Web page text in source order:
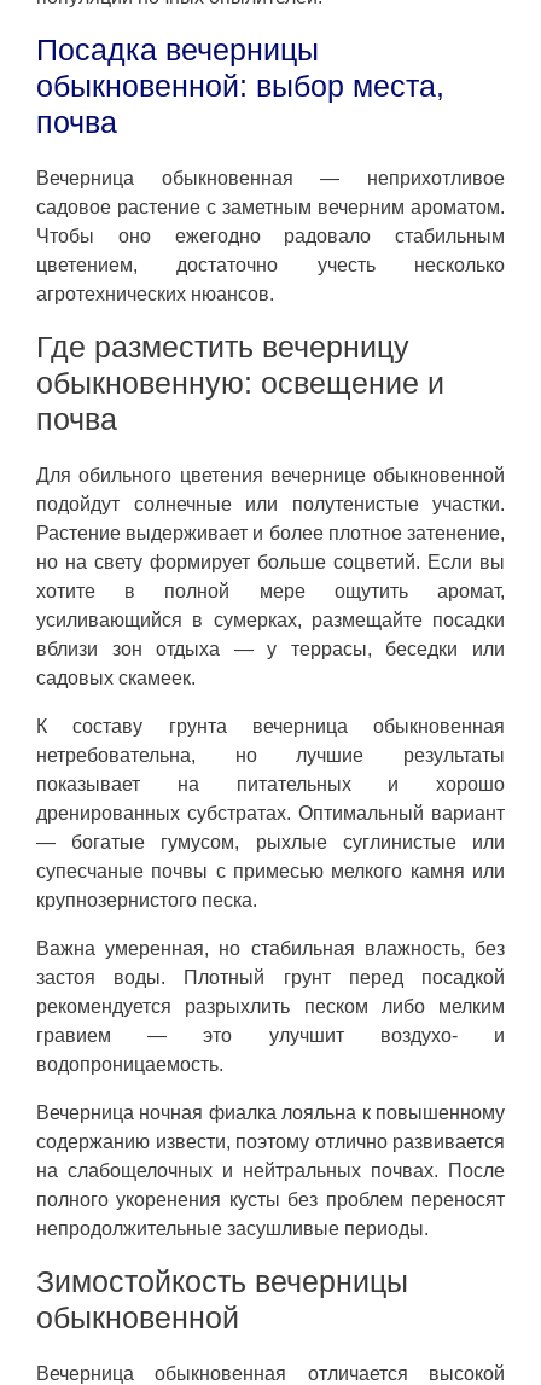
Посадка вечерницы
обыкновенной: выбор места,
почва
Вечерница обыкновенная — неприхотливое
садовое растение с заметным вечерним ароматом.
Чтобы оно ежегодно радовало стабильным
цветением, достаточно учесть несколько
агротехнических нюансов.
Где разместить вечерницу
обыкновенную: освещение и
почва
Для обильного цветения вечернице обыкновенной
подойдут солнечные или полутенистые участки.
Растение выдерживает и более плотное затенение,
но на свету формирует больше соцветий. Если вы
хотите в полной мере ощутить аромат,
усиливающийся в сумерках, размещайте посадки
вблизи зон отдыха — у террасы, беседки или
садовых скамеек.
К составу грунта вечерница обыкновенная
нетребовательна, но лучшие результаты
показывает на питательных и хорошо
дренированных субстратах. Оптимальный вариант
— богатые гумусом, рыхлые суглинистые или
супесчаные почвы с примесью мелкого камня или
крупнозернистого песка.
Важна умеренная, но стабильная влажность, без
застоя воды. Плотный грунт перед посадкой
рекомендуется разрыхлить песком либо мелким
гравием — это улучшит воздухо- и
водопроницаемость.
Вечерница ночная фиалка лояльна к повышенному
содержанию извести, поэтому отлично развивается
на слабощелочных и нейтральных почвах. После
полного укоренения кусты без проблем переносят
непродолжительные засушливые периоды.
Зимостойкость вечерницы
обыкновенной
Вечерница обыкновенная отличается высокой